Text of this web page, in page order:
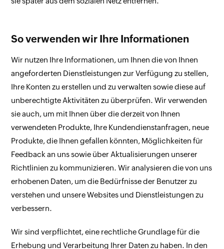
So verwenden wir Ihre Informationen
Wir nutzen Ihre Informationen, um Ihnen die von Ihnen
angeforderten Dienstleistungen zur Verfügung zu stellen,
Ihre Konten zu erstellen und zu verwalten sowie diese auf
unberechtigte Aktivitäten zu überprüfen. Wir verwenden
sie auch, um mit Ihnen über die derzeit von Ihnen
verwendeten Produkte, Ihre Kundendienstanfragen, neue
Produkte, die Ihnen gefallen könnten, Möglichkeiten für
Feedback an uns sowie über Aktualisierungen unserer
Richtlinien zu kommunizieren. Wir analysieren die von uns
erhobenen Daten, um die Bedürfnisse der Benutzer zu
verstehen und unsere Websites und Dienstleistungen zu
verbessern.
Wir sind verpflichtet, eine rechtliche Grundlage für die
Erhebung und Verarbeitung Ihrer Daten zu haben. In den